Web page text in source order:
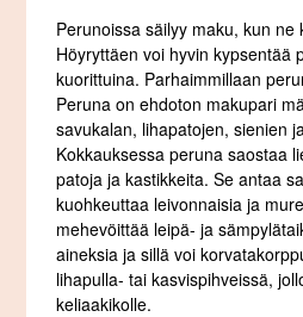
Perunoissa säilyy maku, kun ne
Höyryttäen voi hyvin kypsentää
kuorittuina. Parhaimmillaan
Peruna on ehdoton makupari
savukalan, lihapatojen, sienien
Kokkauksessa peruna saostaa
patoja ja kastikkeita. Se antaa
kuohkeuttaa leivonnaisia ja
mehevöittää leipä- ja
aineksia ja sillä voi
lihapulla- tai kasvispihveissä,
keliaakikolle.